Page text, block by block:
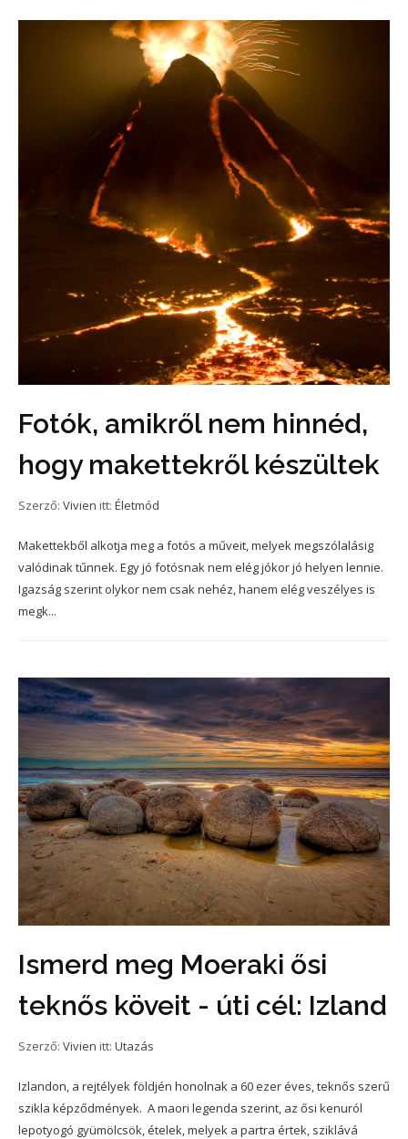
Fotók, amikről nem hinnéd,
hogy makettekről készültek
Szerző: Vivien itt: Életmód
Makettekből alkotja meg a fotós a műveit, melyek megszólalásig
valódinak tűnnek. Egy jó fotósnak nem elég jókor jó helyen lennie.
Igazság szerint olykor nem csak nehéz, hanem elég veszélyes is
megk...
Ismerd meg Moeraki ősi
teknős köveit - úti cél: Izland
Szerző: Vivien itt: Utazás
Izlandon, a rejtélyek földjén honolnak a 60 ezer éves, teknős szerű
szikla képződmények. A maori legenda szerint, az ősi kenuról
lepotyogó gyümölcsök, ételek, melyek a partra értek, sziklává